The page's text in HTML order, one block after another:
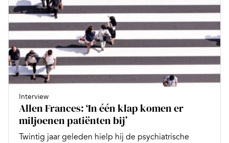
Interview
Allen Frances: ‘In één klap komen er
miljoenen patiënten bij’
Twintig jaar geleden hielp hij de psychiatrische